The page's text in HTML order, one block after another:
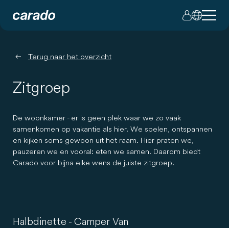
Terug naar het overzicht
Zitgroep
De woonkamer - er is geen plek waar we zo vaak
samenkomen op vakantie als hier. We spelen, ontspannen
en kijken soms gewoon uit het raam. Hier praten we,
pauzeren we en vooral: eten we samen. Daarom biedt
Carado voor bijna elke wens de juiste zitgroep.
Halbdinette - Camper Van